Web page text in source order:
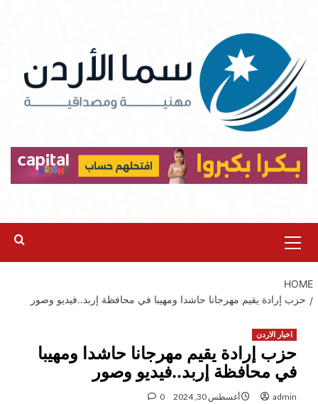
content
Menu
HOME
حزب إرادة يقيم مهرجانا حاشدا ومهيبا في محافظة إربد..فيديو وصور
اخبار الاردن
حزب إرادة يقيم مهرجانا حاشدا ومهيبا
في محافظة إربد..فيديو وصور
admin أغسطس 30, 2024 0